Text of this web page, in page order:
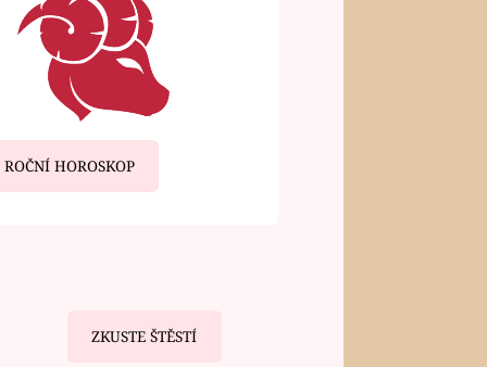
ROČNÍ HOROSKOP
ZKUSTE ŠTĚSTÍ